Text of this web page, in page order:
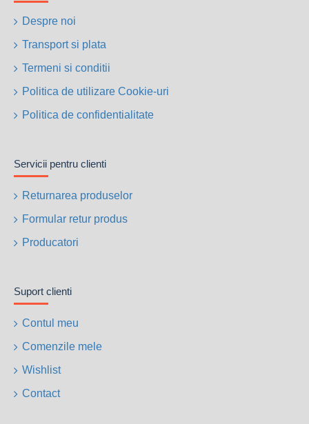
Despre noi
Transport si plata
Termeni si conditii
Politica de utilizare Cookie-uri
Politica de confidentialitate
Servicii pentru clienti
Returnarea produselor
Formular retur produs
Producatori
Suport clienti
Contul meu
Comenzile mele
Wishlist
Contact